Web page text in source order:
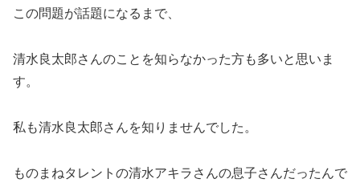
この問題が話題になるまで、
清水良太郎さんのことを知らなかった方も多いと思いま
す。
私も清水良太郎さんを知りませんでした。
ものまねタレントの清水アキラさんの息子さんだったんで